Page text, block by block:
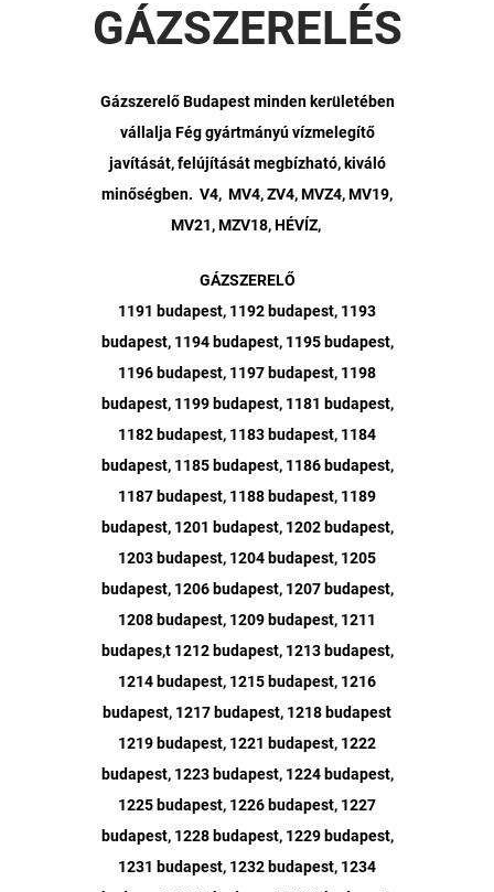
GÁZSZERELÉS
Gázszerelő Budapest minden kerületében
vállalja Fég gyártmányú vízmelegítő
javítását, felújítását megbízható, kiváló
minőségben. V4, MV4, ZV4, MVZ4, MV19,
MV21, MZV18, HÉVÍZ,
GÁZSZERELŐ
1191 budapest, 1192 budapest, 1193
budapest, 1194 budapest, 1195 budapest,
1196 budapest, 1197 budapest, 1198
budapest, 1199 budapest, 1181 budapest,
1182 budapest, 1183 budapest, 1184
budapest, 1185 budapest, 1186 budapest,
1187 budapest, 1188 budapest, 1189
budapest, 1201 budapest, 1202 budapest,
1203 budapest, 1204 budapest, 1205
budapest, 1206 budapest, 1207 budapest,
1208 budapest, 1209 budapest, 1211
budapes,t 1212 budapest, 1213 budapest,
1214 budapest, 1215 budapest, 1216
budapest, 1217 budapest, 1218 budapest
1219 budapest, 1221 budapest, 1222
budapest, 1223 budapest, 1224 budapest,
1225 budapest, 1226 budapest, 1227
budapest, 1228 budapest, 1229 budapest,
1231 budapest, 1232 budapest, 1234